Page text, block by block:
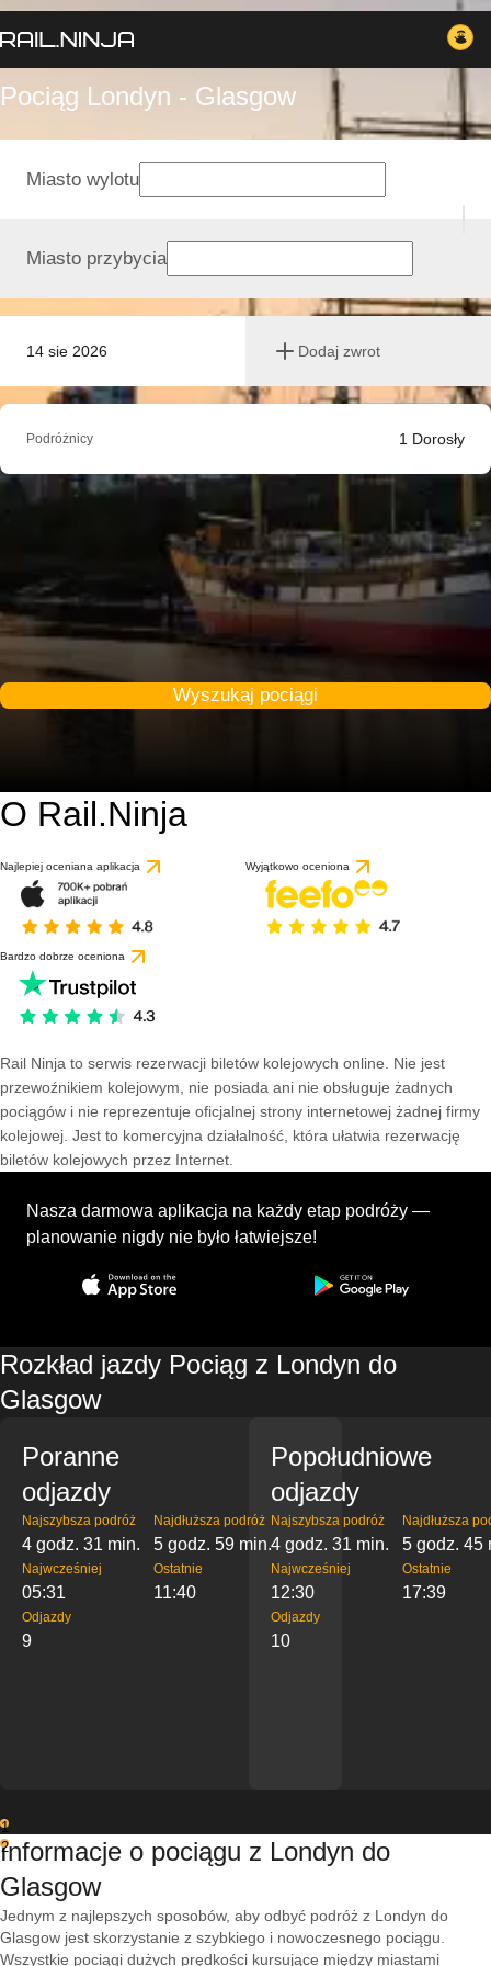
Pociąg Londyn - Glasgow
14 sie 2026 Dodaj zwrot
Miasto wylotu
Miasto przybycia
Podróżnicy 1 Dorosły
Wyszukaj pociągi
O Rail.Ninja
Najlepiej oceniana aplikacja Wyjątkowo oceniona
Bardzo dobrze oceniona
Rail Ninja to serwis rezerwacji biletów kolejowych online. Nie jest
przewoźnikiem kolejowym, nie posiada ani nie obsługuje żadnych
pociągów i nie reprezentuje oficjalnej strony internetowej żadnej firmy
kolejowej. Jest to komercyjna działalność, która ułatwia rezerwację
biletów kolejowych przez Internet.
Nasza darmowa aplikacja na każdy etap podróży —
planowanie nigdy nie było łatwiejsze!
Rozkład jazdy Pociąg z Londyn do
Glasgow
Poranne
odjazdy
Najszybsza podróż
4 godz. 31 min.
Najdłuższa podróż
5 godz. 59 min.
Najwcześniej
05:31
Ostatnie
11:40
Odjazdy
9
Popołudniowe
odjazdy
Najszybsza podróż
4 godz. 31 min.
Najdłuższa
5 godz. 45
Najwcześniej
12:30
Ostatnie
17:39
Odjazdy
10
1
2
Informacje o pociągu z Londyn do
Glasgow
Jednym z najlepszych sposobów, aby odbyć podróż z Londyn do
Glasgow jest skorzystanie z szybkiego i nowoczesnego pociągu.
Wszystkie pociągi dużych prędkości kursujące między miastami